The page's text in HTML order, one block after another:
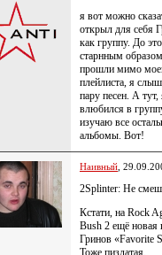
я вот можно
открыл для себя
как группу. До
старнным образом
прошли мимо
плейлиста, я
пару песен. А тут,
влюбился в
изучаю все
альбомы. Вот!
Наивный ,
2Splinter: Не
Кстати, на Rock
Bush 2 ещё новая
Гринов «Favorite
Тоже пиздатая.